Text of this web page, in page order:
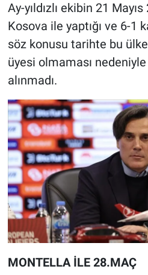
Ay-yıldızlı ekibin 21
Kosova ile yaptığı ve 6-1
söz konusu tarihte bu
üyesi olmaması
alınmadı.
MONTELLA İLE 28.MAÇ